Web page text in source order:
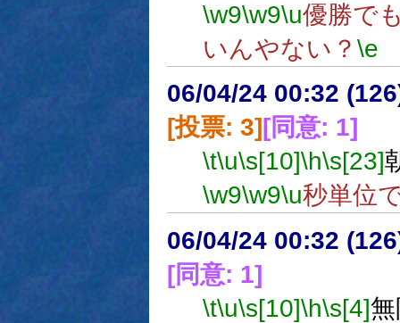
\w9\w9\u優勝で
いんやない？ \e
06/04/24 00:32
[投票: 3] [同意: 1]
\t\u\s[10]\h\s[23]
\w9\w9\u秒単位
06/04/24 00:32
[同意: 1]
\t\u\s[10]\h\s[4]